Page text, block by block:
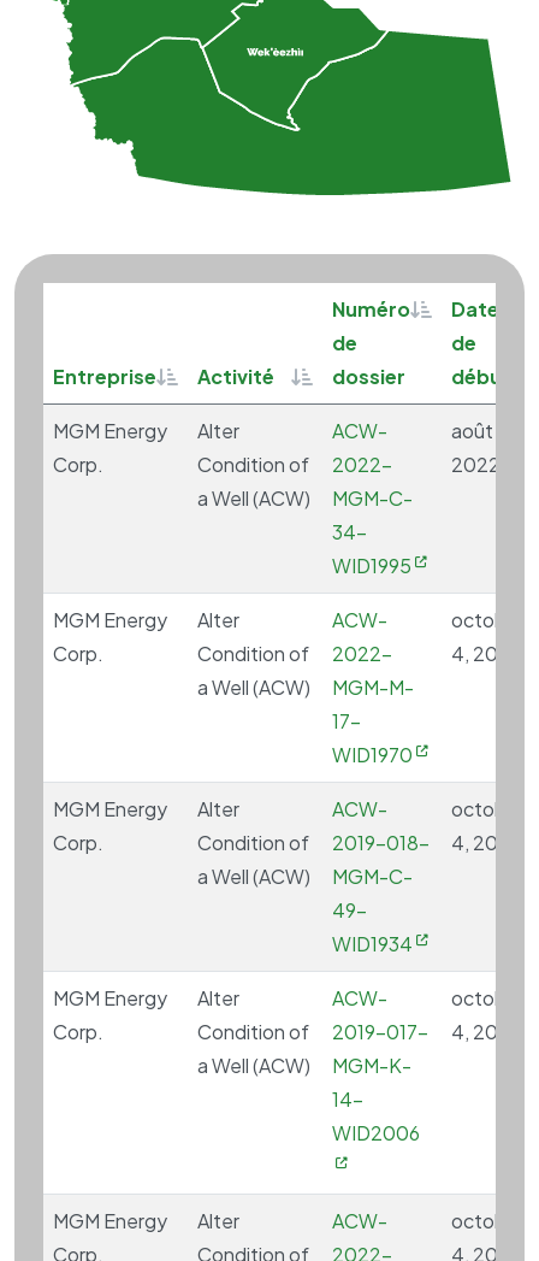
EntrepriseSortable
Activité Sortable
Numéro
de
dossier
Sortable
Date
de
début
MGM Energy
Corp.
Alter
Condition of
a Well (ACW)
ACW-
2022-
MGM-C-
34-
WID1995
août 4,
2022
MGM Energy
Corp.
Alter
Condition of
a Well (ACW)
ACW-
2022-
MGM-M-
17-
WID1970
octobre
4, 2024
MGM Energy
Corp.
Alter
Condition of
a Well (ACW)
ACW-
2019-018-
MGM-C-
49-
WID1934
octobre
4, 2024
MGM Energy
Corp.
Alter
Condition of
a Well (ACW)
ACW-
2019-017-
MGM-K-
14-
WID2006
octobre
4, 2024
MGM Energy
Corp.
Alter
Condition of
ACW-
2022-
octobre
4, 2024